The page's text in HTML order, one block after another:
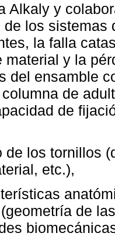
Alkaly y
los sistemas
la falla
material y la
del ensamble
de
de
de los tornillos
etc.),
de